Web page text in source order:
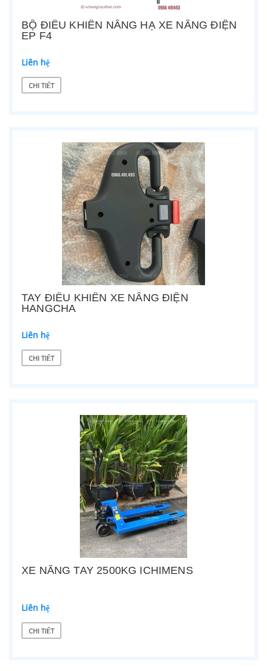
BỘ ĐIỀU KHIỂN NÂNG HẠ XE NÂNG ĐIỆN
EP F4
Liên hệ
CHI TIẾT
TAY ĐIỀU KHIỂN XE NÂNG ĐIỆN
HANGCHA
Liên hệ
CHI TIẾT
XE NÂNG TAY 2500KG ICHIMENS
Liên hệ
CHI TIẾT